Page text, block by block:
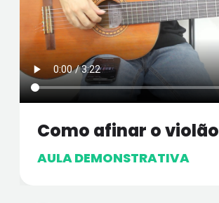
Como afinar o violão
AULA DEMONSTRATIVA